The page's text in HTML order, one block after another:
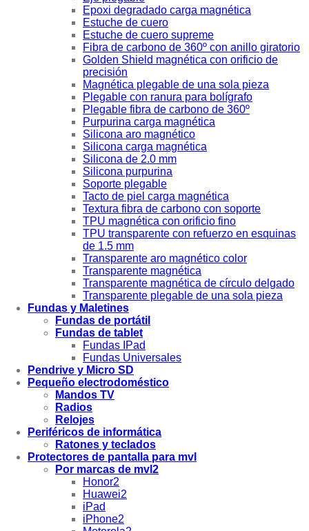
Epoxi degradado carga magnética
Estuche de cuero
Estuche de cuero supreme
Fibra de carbono de 360º con anillo giratorio
Golden Shield magnética con orificio de
precisión
Magnética plegable de una sola pieza
Plegable con ranura para bolígrafo
Plegable fibra de carbono de 360º
Purpurina carga magnética
Silicona aro magnético
Silicona carga magnética
Silicona de 2.0 mm
Silicona purpurina
Soporte plegable
Tacto de piel carga magnética
Textura fibra de carbono con soporte
TPU magnética con orificio fino
TPU transparente con refuerzo en esquinas
de 1.5 mm
Transparente aro magnético color
Transparente magnética
Transparente magnética de círculo delgado
Transparente plegable de una sola pieza
Fundas y Maletines
Fundas de portátil
Fundas de tablet
Fundas IPad
Fundas Universales
Pendrive y Micro SD
Pequeño electrodoméstico
Mandos TV
Radios
Relojes
Periféricos de informática
Ratones y teclados
Protectores de pantalla para mvl
Por marcas de mvl2
Honor2
Huawei2
iPad
iPhone2